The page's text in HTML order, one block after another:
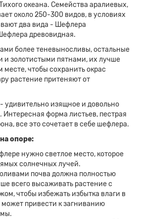
океана. Семейства аралиевых,
около 250-300 видов, в условиях
два вида - Шефлера
древовидная.
более теневыносливы, остальные
и золотистыми пятнами, их лучше
месте, чтобы сохранить окрас
растение притеняют от
- удивительно изящное и довольно
Интересная форма листьев, пестрая
все это сочетает в себе шефлера.
опоре:
нужно светлое место, которое
солнечных лучей.
почва должна полностью
всего высаживать растение с
чтобы избежать избытка влаги в
может привести к загниванию